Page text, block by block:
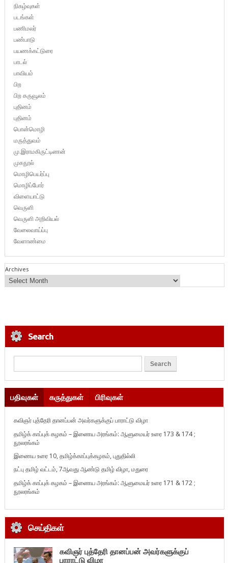
நிகழ்வுகள்
படங்கள்
பணிமலர்
பண்பாடு
பயணக்கட்டுரை
பாடல்
பாவியம்
பிற
பிற கருவூலம்
புதினம்
புதினம்
பொன்மொழி
மருத்துவம்
மு.இராமகிருட்டிணன்
முகநூல்
மொழிபெயர்ப்பு
மொழிப்போர்
விளையாட்டு
வெருளி
வெருளி அறிவியல்
வேலைவாய்ப்பு
வேளாண்மை
Archives
Search
பதிவுகள் கருத்துகள் பிரிவுகள்
கவிஞர் புத்தேரி தானப்பன் அவர்களுக்குப் பாராட்டு விழா
தமிழ்க் காப்புக் கழகம் – இணைய அரங்கம்: ஆளுமையர் உரை 173 & 174 ;
நூலரங்கம்
இணைய உரை 10, தமிழ்க்காப்புக்கழகம், புதுதில்லி
நட்பு தமிழ் வட்டம், 7ஆவது ஆண்டு தமிழ் விழா, மதுரை
தமிழ்க் காப்புக் கழகம் – இணைய அரங்கம்: ஆளுமையர் உரை 171 & 172 ;
நூலரங்கம்
செய்திகள்
கவிஞர் புத்தேரி தானப்பன் அவர்களுக்குப்
பாராட்டு விழா